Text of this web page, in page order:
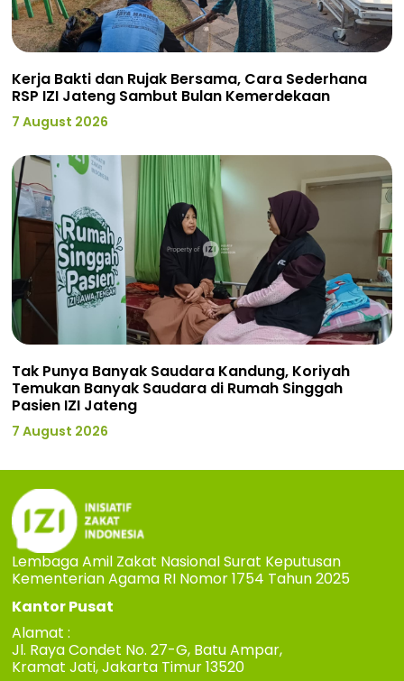
Kerja Bakti dan Rujak Bersama, Cara Sederhana
RSP IZI Jateng Sambut Bulan Kemerdekaan
7 August 2026
Tak Punya Banyak Saudara Kandung, Koriyah
Temukan Banyak Saudara di Rumah Singgah
Pasien IZI Jateng
7 August 2026
Lembaga Amil Zakat Nasional Surat Keputusan
Kementerian Agama RI Nomor 1754 Tahun 2025
Kantor Pusat
Alamat :
Jl. Raya Condet No. 27-G, Batu Ampar,
Kramat Jati, Jakarta Timur 13520